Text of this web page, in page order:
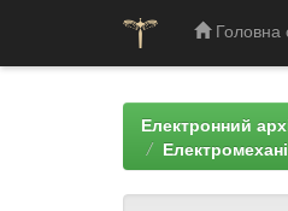
Головна
Електронний